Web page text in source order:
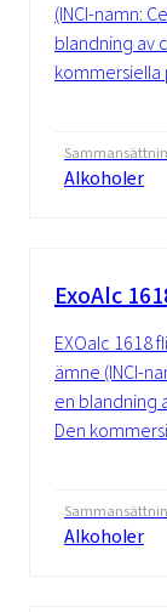
(INCI-namn:
blandning av
kommersiella
Alkoholer
ExoAlc
EXOalc 1618
ämne (INCI-
en blandning
Den
Alkoholer